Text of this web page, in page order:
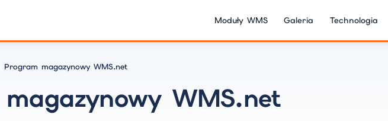
Moduły WMS Galeria Technologia
Program magazynowy WMS.net
WMS.net